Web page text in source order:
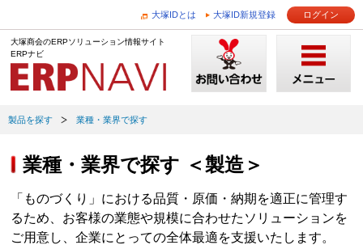
大塚IDとは 大塚ID新規登録 ログイン
大塚商会のERPソリューション情報サイト
ERPナビ
製品を探す 業種・業界で探す
業種・業界で探す ＜製造＞
「ものづくり」における品質・原価・納期を適正に管理す
るため、お客様の業態や規模に合わせたソリューションを
ご用意し、企業にとっての全体最適を支援いたします。